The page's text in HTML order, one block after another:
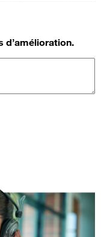
d’amélioration.